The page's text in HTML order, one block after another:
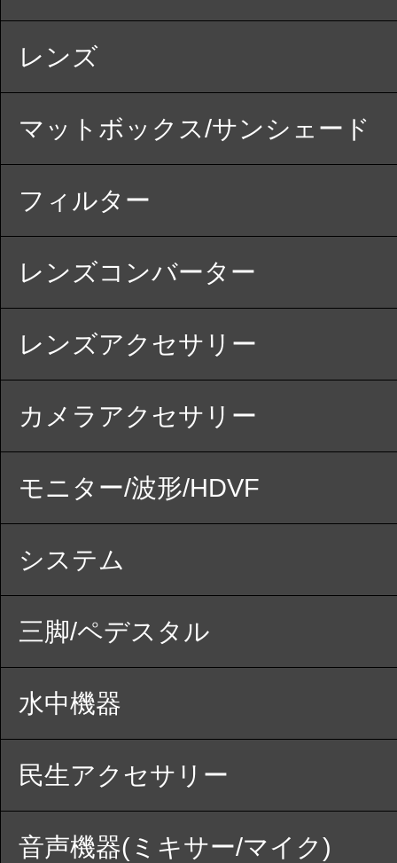
レンズ
マットボックス/サンシェード
フィルター
レンズコンバーター
レンズアクセサリー
カメラアクセサリー
モニター/波形/HDVF
システム
三脚/ペデスタル
水中機器
民生アクセサリー
音声機器(ミキサー/マイク)